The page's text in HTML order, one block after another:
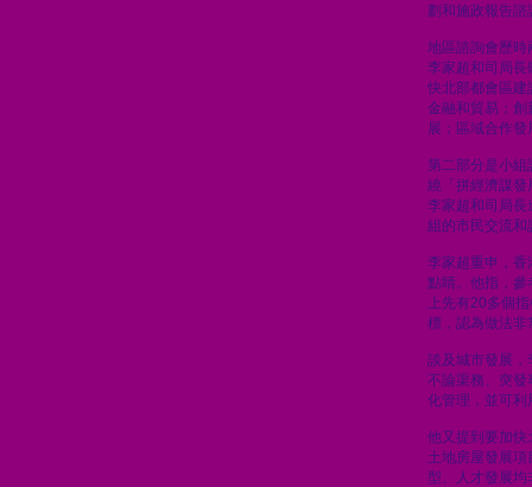
劃和施政報告諮
地區諮詢會歷時
李家超和司局長
快北部都會區建
金融和貿易；創
展；區域合作
第二部分是小組
繞「拼經濟謀發
李家超和司局長
組的市民交流和
李家超重申，香
點睛。他指，
上先有20多個
標，認為做法非
談及城市發展，
不論渠務、突發
化管理，並可利
他又提到要加快
土地房屋發展
型、人才發展均